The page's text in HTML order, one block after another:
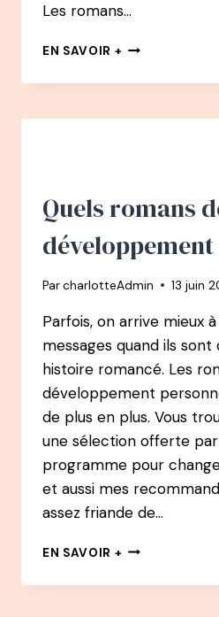
Les romans…
EN SAVOIR + LES
DES
DU
2021
Quels romans
ParcharlotteAdmin 13 juin
Parfois, on arrive mieux
messages quand ils sont
histoire romancé. Les
développement
de plus en plus. Vous
une sélection offerte
programme pour
et aussi mes
assez friande de…
EN SAVOIR + QUELS
DE